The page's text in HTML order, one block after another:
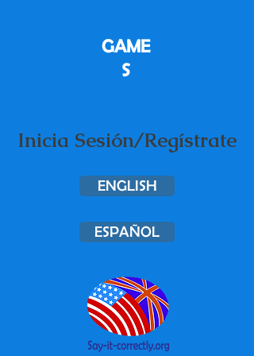
GAME
S
Inicia Sesión/Regístrate
ENGLISH
ESPAÑOL